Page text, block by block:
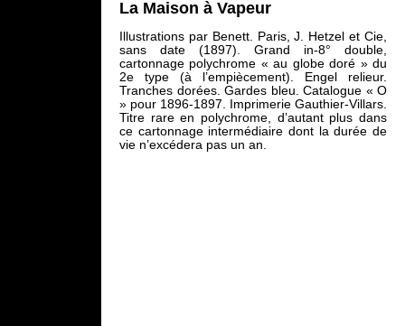
La Maison à Vapeur
Illustrations par Benett. Paris, J. Hetzel et Cie,
sans date (1897). Grand in-8° double,
cartonnage polychrome « au globe doré » du
2e type (à l’empiècement). Engel relieur.
Tranches dorées. Gardes bleu. Catalogue « O
» pour 1896-1897. Imprimerie Gauthier-Villars.
Titre rare en polychrome, d’autant plus dans
ce cartonnage intermédiaire dont la durée de
vie n’excédera pas un an.